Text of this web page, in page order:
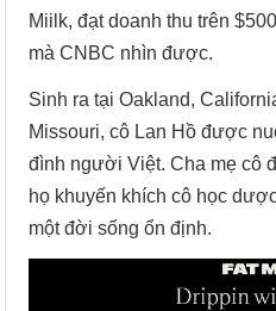
Miilk, đạt doanh thu trên
mà CNBC nhìn được.
Sinh ra tại Oakland,
Missouri, cô Lan Hồ được
đình người Việt. Cha mẹ cô
họ khuyến khích cô học
một đời sống ổn định.